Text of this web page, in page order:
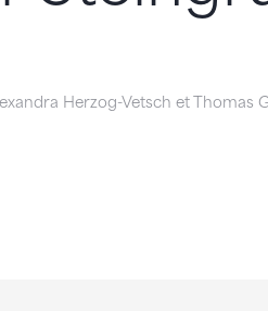
Herzog-Vetsch et Thomas